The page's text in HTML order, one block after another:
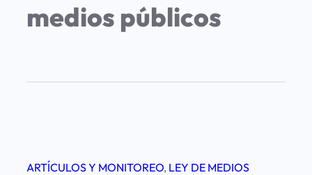
medios públicos
ARTÍCULOS Y MONITOREO, LEY DE MEDIOS